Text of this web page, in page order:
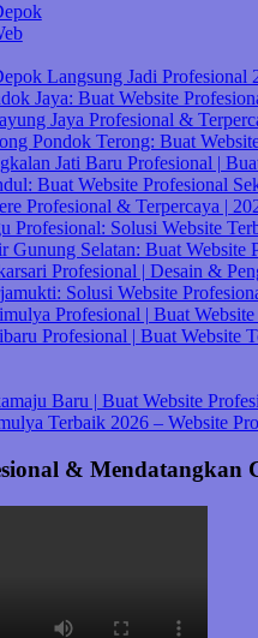
Langsung Jadi Profesional
Jaya: Buat Website
Jaya Profesional &
Pondok Terong: Buat
Jati Baru Profesional |
Buat Website Profesional
Profesional & Terpercaya |
Profesional: Solusi Website
Gunung Selatan: Buat Website
Profesional | Desain &
Solusi Website
Profesional | Buat
Profesional | Buat Website
Baru | Buat Website
Terbaik 2026 – Website
& Mendatangkan